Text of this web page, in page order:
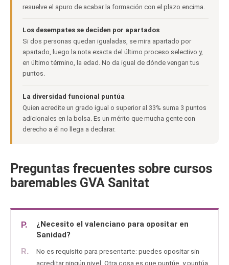
resuelve el apuro de acabar la formación con el plazo encima.
Los desempates se deciden por apartados
Si dos personas quedan igualadas, se mira apartado por
apartado, luego la nota exacta del último proceso selectivo y,
en último término, la edad. No da igual de dónde vengan tus
puntos.
La diversidad funcional puntúa
Quien acredite un grado igual o superior al 33% suma 3 puntos
adicionales en la bolsa. Es un mérito que mucha gente con
derecho a él no llega a declarar.
Preguntas frecuentes sobre cursos
baremables GVA Sanitat
P.
¿Necesito el valenciano para opositar en
Sanidad?
R.
No es requisito para presentarte: puedes opositar sin
acreditar ningún nivel. Otra cosa es que puntúe, y puntúa